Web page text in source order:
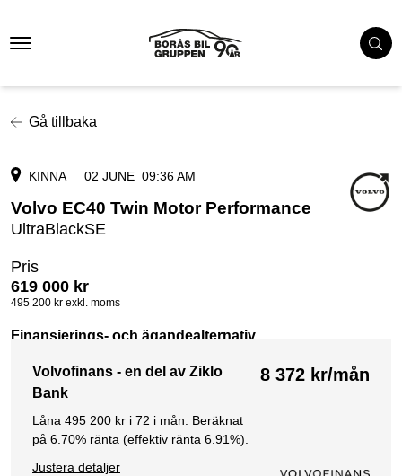
Gå tillbaka
KINNA 02 JUNE 09:36 AM
Volvo EC40 Twin Motor Performance
UltraBlackSE
Pris
619 000 kr
495 200 kr exkl. moms
Finansierings- och ägandealternativ
Volvofinans - en del av Ziklo
Bank
Låna 495 200 kr i 72 i mån. Beräknat
på 6.70% ränta (effektiv ränta 6.91%).
Justera detaljer
8 372 kr/mån